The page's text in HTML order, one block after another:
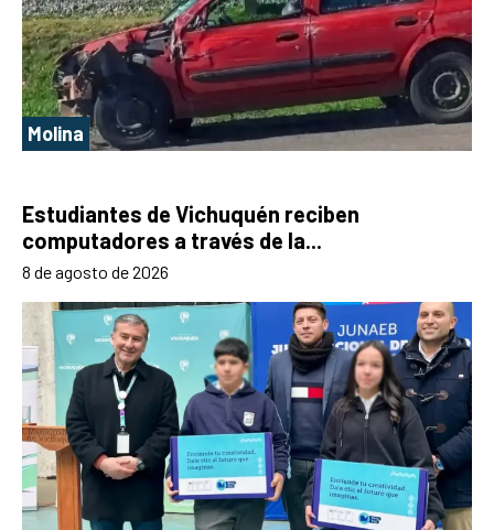
Molina
Estudiantes de Vichuquén reciben
computadores a través de la...
8 de agosto de 2026